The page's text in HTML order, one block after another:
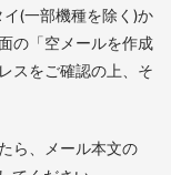
(一部機種を除く)か
の「空メールを作成
スをご確認の上、そ
ら、メール本文の